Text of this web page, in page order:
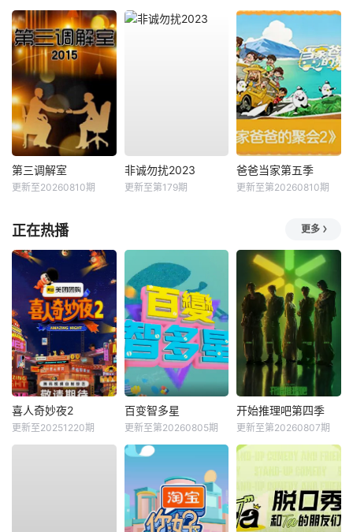
第三调解室
更新至20260810期
非诚勿扰2023
更新至第179期
爸爸当家第五季
更新至第20260810期
正在热播 更多
喜人奇妙夜2
更新至20251220期
百变智多星
更新至第20260805期
开始推理吧第四季
更新至第20260807期